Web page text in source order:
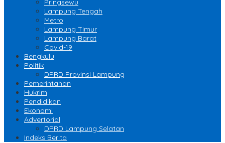
Pringsewu
Lampung Tengah
Metro
Lampung Timur
Lampung Barat
Covid-19
Bengkulu
Politik
DPRD Provinsi Lampung
Pemerintahan
Hukrim
Pendidikan
Ekonomi
Advertorial
DPRD Lampung Selatan
Indeks Berita